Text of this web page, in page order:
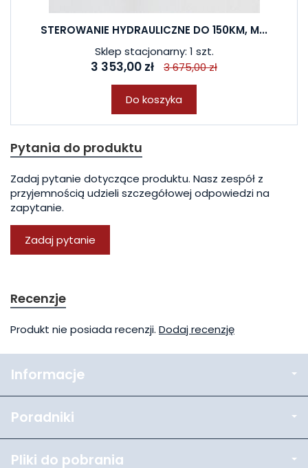
STEROWANIE HYDRAULICZNE DO 150KM, M...
Sklep stacjonarny: 1 szt.
3 353,00 zł 3 675,00 zł
Do koszyka
Pytania do produktu
Zadaj pytanie dotyczące produktu. Nasz zespół z
przyjemnością udzieli szczegółowej odpowiedzi na
zapytanie.
Zadaj pytanie
Recenzje
Produkt nie posiada recenzji. Dodaj recenzję
Informacje
Poradniki
Pliki do pobrania